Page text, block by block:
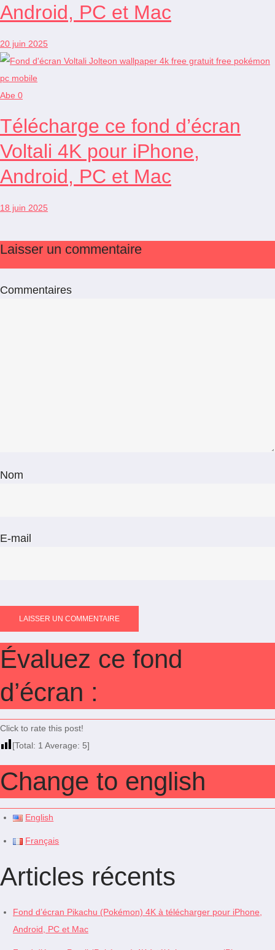
Android, PC et Mac
20 juin 2025
Abe 0
Télécharge ce fond d’écran
Voltali 4K pour iPhone,
Android, PC et Mac
18 juin 2025
Laisser un commentaire
Commentaires
Nom
E-mail
Évaluez ce fond
d’écran :
Click to rate this post!
[Total: 1 Average: 5]
Change to english
English
Français
Articles récents
Fond d’écran Pikachu (Pokémon) 4K à télécharger pour iPhone,
Android, PC et Mac